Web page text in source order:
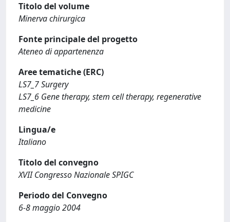
Titolo del volume
Minerva chirurgica
Fonte principale del progetto
Ateneo di appartenenza
Aree tematiche (ERC)
LS7_7 Surgery
LS7_6 Gene therapy, stem cell therapy, regenerative
medicine
Lingua/e
Italiano
Titolo del convegno
XVII Congresso Nazionale SPIGC
Periodo del Convegno
6-8 maggio 2004